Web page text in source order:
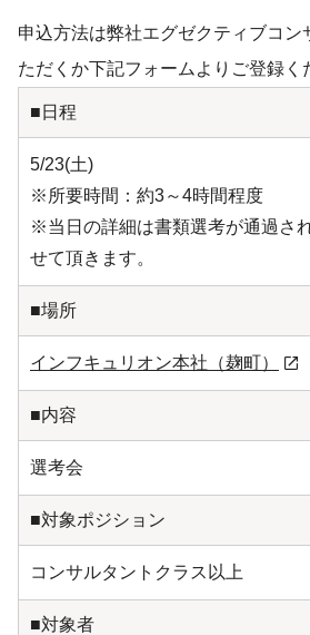
申込方法は弊社エグゼクティブコン
ただくか下記フォームよりご登録く
■日程
5/23(土)
※所要時間：約3～4時間程度
※当日の詳細は書類選考が通過さ
せて頂きます。
■場所
インフキュリオン本社（麹町）
■内容
選考会
■対象ポジション
コンサルタントクラス以上
■対象者